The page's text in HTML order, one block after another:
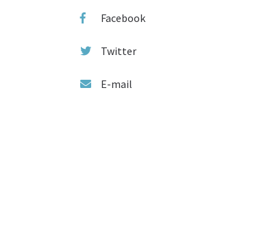
Facebook
Twitter
E-mail